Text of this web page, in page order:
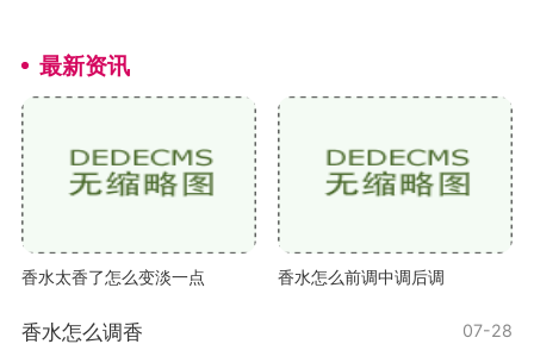
最新资讯
香水太香了怎么变淡一点 香水怎么前调中调后调
香水怎么调香 07-28